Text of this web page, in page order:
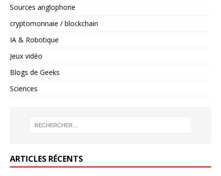
Sources anglophone
cryptomonnaie / blockchain
IA & Robotique
Jeux vidéo
Blogs de Geeks
Sciences
ARTICLES RÉCENTS